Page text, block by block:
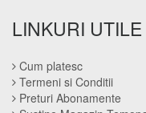
LINKURI UTILE
Cum platesc
Termeni si Conditii
Preturi Abonamente